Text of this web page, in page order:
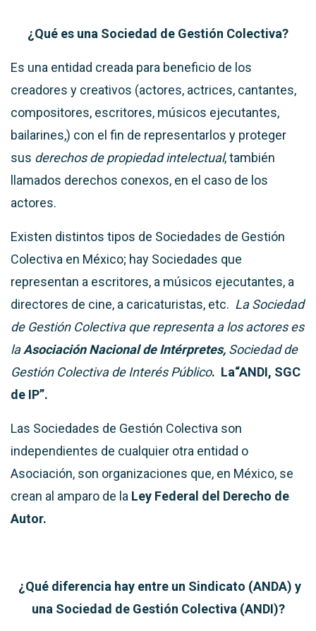
¿Qué es una Sociedad de Gestión Colectiva?
Es una entidad creada para beneficio de los
creadores y creativos (actores, actrices, cantantes,
compositores, escritores, músicos ejecutantes,
bailarines,) con el fin de representarlos y proteger
sus derechos de propiedad intelectual, también
llamados derechos conexos, en el caso de los
actores.
Existen distintos tipos de Sociedades de Gestión
Colectiva en México; hay Sociedades que
representan a escritores, a músicos ejecutantes, a
directores de cine, a caricaturistas, etc. La Sociedad
de Gestión Colectiva que representa a los actores es
la Asociación Nacional de Intérpretes, Sociedad de
Gestión Colectiva de Interés Público. La“ANDI, SGC
de IP”.
Las Sociedades de Gestión Colectiva son
independientes de cualquier otra entidad o
Asociación, son organizaciones que, en México, se
crean al amparo de la Ley Federal del Derecho de
Autor.
¿Qué diferencia hay entre un Sindicato (ANDA) y
una Sociedad de Gestión Colectiva (ANDI)?